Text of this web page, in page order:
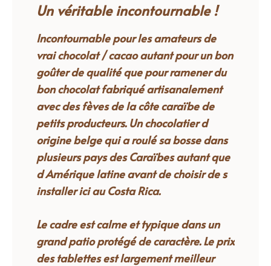
Un véritable incontournable !
Incontournable pour les amateurs de
vrai chocolat / cacao autant pour un bon
goûter de qualité que pour ramener du
bon chocolat fabriqué artisanalement
avec des fèves de la côte caraïbe de
petits producteurs.Un chocolatier d
origine belge qui a roulé sa bosse dans
plusieurs pays des Caraïbes autant que
d Amérique latine avant de choisir de s
installer ici au Costa Rica.
Le cadre est calme et typique dans un
grand patio protégé de caractère. Le prix
des tablettes est largement meilleur